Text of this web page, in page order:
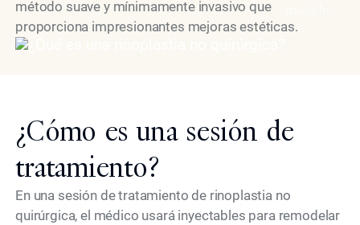
método suave y mínimamente invasivo que
proporciona impresionantes mejoras estéticas.
¿Cómo es una sesión de
tratamiento?
En una sesión de tratamiento de rinoplastia no
quirúrgica, el médico usará inyectables para remodelar